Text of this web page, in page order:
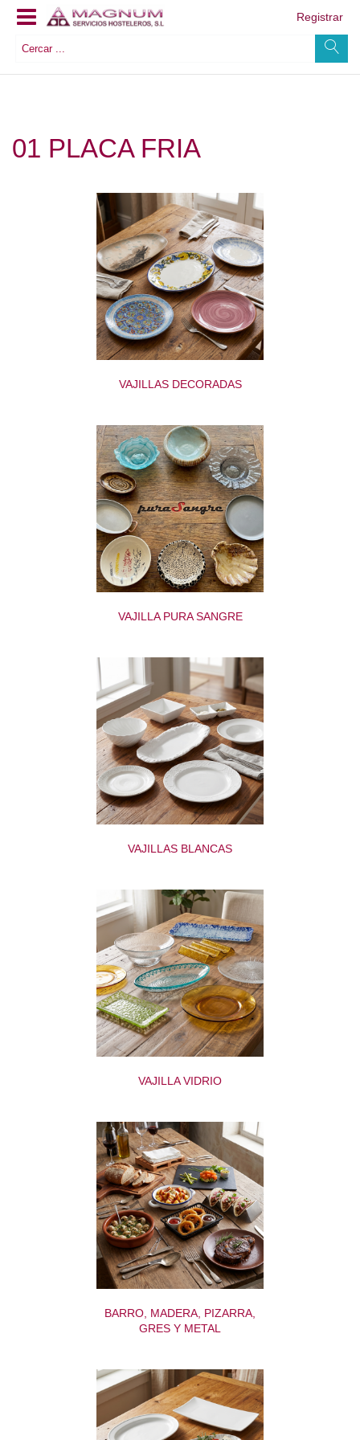
Registrar
01 PLACA FRIA
VAJILLAS DECORADAS
VAJILLA PURA SANGRE
VAJILLAS BLANCAS
VAJILLA VIDRIO
BARRO, MADERA, PIZARRA,
GRES Y METAL